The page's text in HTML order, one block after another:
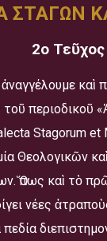
ΣΤΑΓΩΝ
2ο Τεῦχος
καὶ
περιοδικοῦ
Stagorum et
Θεολογικῶν
Ὅπως καὶ τὸ
νέες